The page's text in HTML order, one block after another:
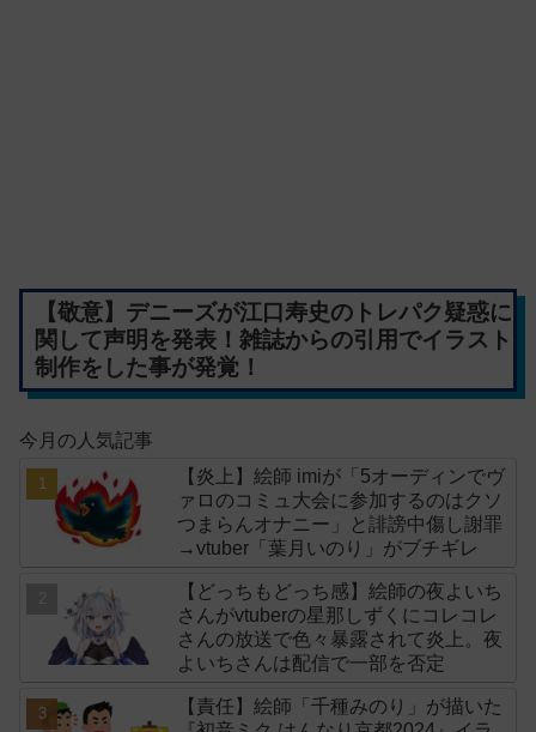
【敬意】デニーズが江口寿史のトレパク疑惑に
関して声明を発表！雑誌からの引用でイラスト
制作をした事が発覚！
今月の人気記事
【炎上】絵師 imiが「5オーディンでヴ
ァロのコミュ大会に参加するのはクソ
つまらんオナニー」と誹謗中傷し謝罪
→vtuber「葉月いのり」がブチギレ
【どっちもどっち感】絵師の夜よいち
さんがvtuberの星那しずくにコレコレ
さんの放送で色々暴露されて炎上。夜
よいちさんは配信で一部を否定
【責任】絵師「千種みのり」が描いた